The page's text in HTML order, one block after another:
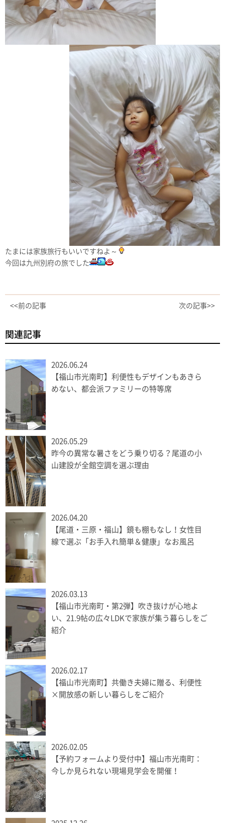
たまには家族旅行もいいですねよ～
今回は九州別府の旅でした
<<前の記事 次の記事>>
関連記事
2026.06.24
【福山市光南町】利便性もデザインもあきら
めない、都会派ファミリーの特等席
2026.05.29
昨今の異常な暑さをどう乗り切る？尾道の小
山建設が全館空調を選ぶ理由
2026.04.20
【尾道・三原・福山】鏡も棚もなし！女性目
線で選ぶ「お手入れ簡単＆健康」なお風呂
2026.03.13
【福山市光南町・第2弾】吹き抜けが心地よ
い、21.9帖の広々LDKで家族が集う暮らしをご
紹介
2026.02.17
【福山市光南町】共働き夫婦に贈る、利便性
×開放感の新しい暮らしをご紹介
2026.02.05
【予約フォームより受付中】福山市光南町：
今しか見られない現場見学会を開催！